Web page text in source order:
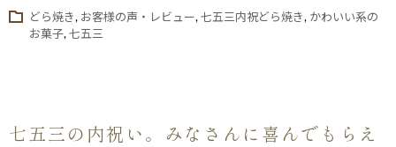
どら焼き, お客様の声・レビュー, 七五三内祝どら焼き, かわいい系の
お菓子, 七五三
七五三の内祝い。みなさんに喜んでもらえ